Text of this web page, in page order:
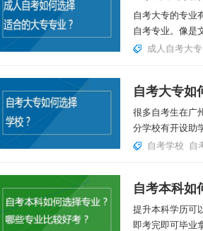
自考大专的专业
自考专业。像是
成人自考大专
自考大专如
很多自考生在广
分学校有开设助
自考学校
自
提升本科学历可
即考完即可毕业